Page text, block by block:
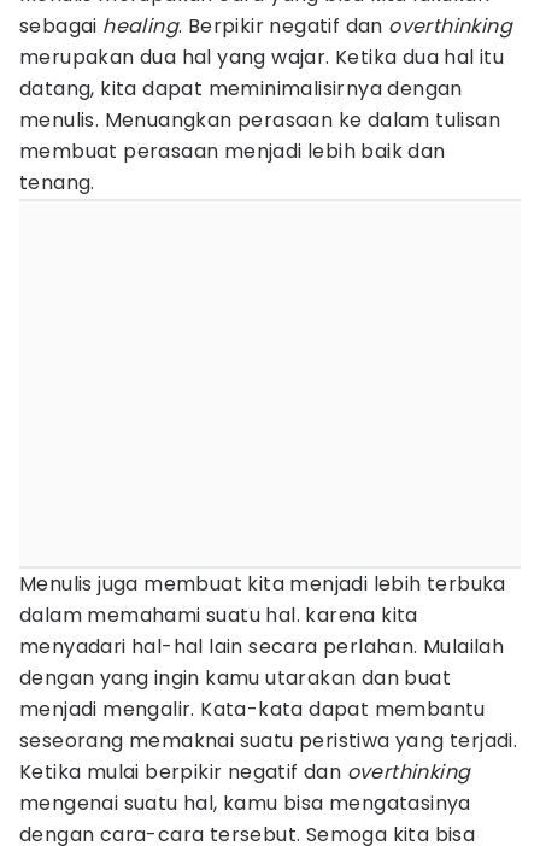
sebagai healing. Berpikir negatif dan overthinking
merupakan dua hal yang wajar. Ketika dua hal itu
datang, kita dapat meminimalisirnya dengan
menulis. Menuangkan perasaan ke dalam tulisan
membuat perasaan menjadi lebih baik dan
tenang.
Menulis juga membuat kita menjadi lebih terbuka
dalam memahami suatu hal. karena kita
menyadari hal-hal lain secara perlahan. Mulailah
dengan yang ingin kamu utarakan dan buat
menjadi mengalir. Kata-kata dapat membantu
seseorang memaknai suatu peristiwa yang terjadi.
Ketika mulai berpikir negatif dan overthinking
mengenai suatu hal, kamu bisa mengatasinya
dengan cara-cara tersebut. Semoga kita bisa